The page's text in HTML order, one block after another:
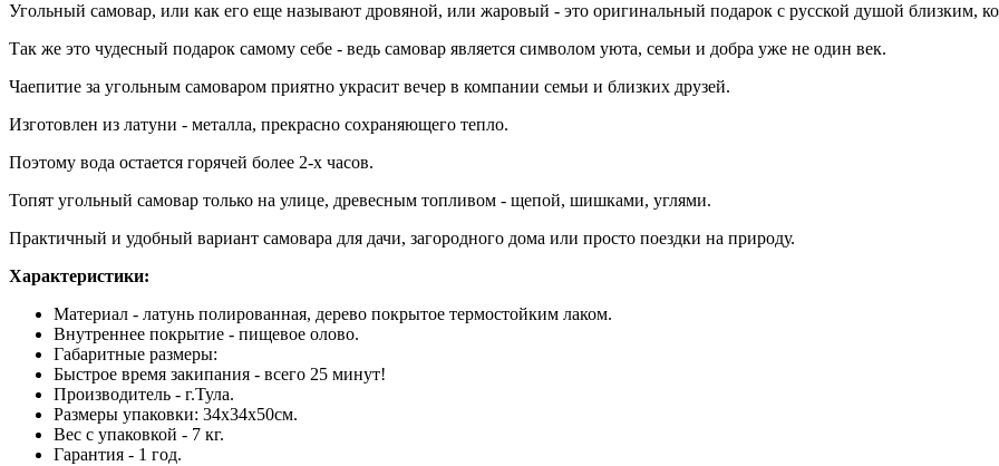
Угольный самовар, или как его еще называют дровяной, или жаровый - это оригинальный подарок с русской душой близким,
Так же это чудесный подарок самому себе - ведь самовар является символом уюта, семьи и добра уже не один век.
Чаепитие за угольным самоваром приятно украсит вечер в компании семьи и близких друзей.
Изготовлен из латуни - металла, прекрасно сохраняющего тепло.
Поэтому вода остается горячей более 2-х часов.
Топят угольный самовар только на улице, древесным топливом - щепой, шишками, углями.
Практичный и удобный вариант самовара для дачи, загородного дома или просто поездки на природу.
Характеристики:
Материал - латунь полированная, дерево покрытое термостойким лаком.
Внутреннее покрытие - пищевое олово.
Габаритные размеры:
Быстрое время закипания - всего 25 минут!
Производитель - г.Тула.
Размеры упаковки: 34x34x50см.
Вес с упаковкой - 7 кг.
Гарантия - 1 год.